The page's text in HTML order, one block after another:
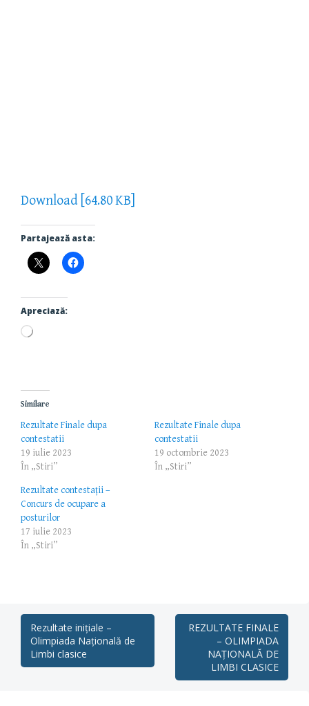
Download [64.80 KB]
Partajează asta:
Apreciază:
Încarc...
Similare
Rezultate Finale dupa
contestatii
19 iulie 2023
În „Stiri”
Rezultate Finale dupa
contestatii
19 octombrie 2023
În „Stiri”
Rezultate contestații –
Concurs de ocupare a
posturilor
17 iulie 2023
În „Stiri”
Post
navigation
Rezultate inițiale –
Olimpiada Națională de
Limbi clasice
REZULTATE FINALE
– OLIMPIADA
NAȚIONALĂ DE
LIMBI CLASICE